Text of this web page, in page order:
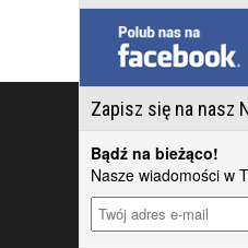
Zapisz się na nasz
Bądź na bieżąco!
Nasze wiadomości w